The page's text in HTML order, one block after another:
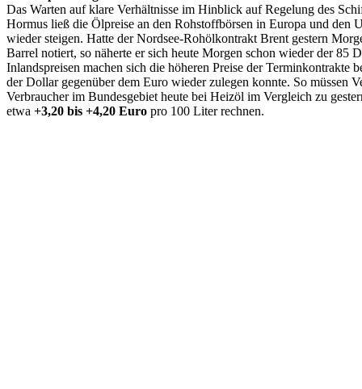
Das Warten auf klare Verhältnisse im Hinblick auf Regelung des
Hormus ließ die Ölpreise an den Rohstoffbörsen in Europa und den
wieder steigen. Hatte der Nordsee-Rohölkontrakt Brent gestern
Barrel notiert, so näherte er sich heute Morgen schon wieder der 85
Inlandspreisen machen sich die höheren Preise der Terminkontrakte
der Dollar gegenüber dem Euro wieder zulegen konnte. So müssen
Verbraucher im Bundesgebiet heute bei Heizöl im Vergleich zu
etwa +3,20 bis +4,20 Euro pro 100 Liter rechnen.